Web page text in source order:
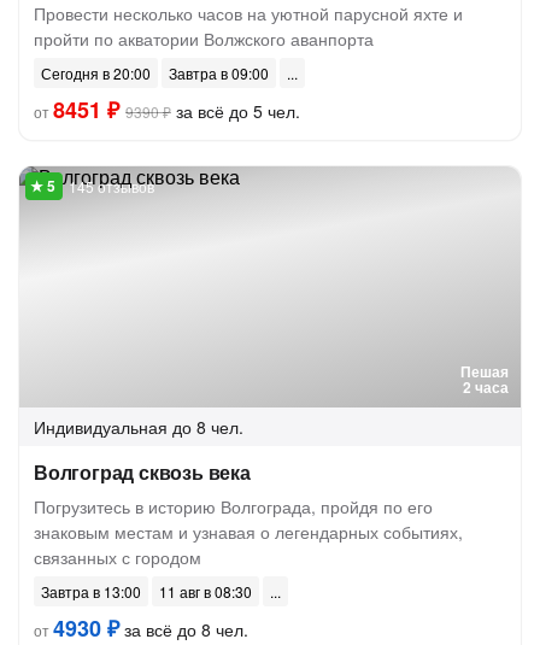
Провести несколько часов на уютной парусной яхте и
пройти по акватории Волжского аванпорта
Сегодня в 20:00
Завтра в 09:00
от8451 ₽ 9390 ₽ за всё до 5 чел.
Пешая
2 часа
145 отзывов
Индивидуальная до 8 чел.
Волгоград сквозь века
Погрузитесь в историю Волгограда, пройдя по его
знаковым местам и узнавая о легендарных событиях,
связанных с городом
Завтра в 13:00
11 авг в 08:30
от4930 ₽за всё до 8 чел.